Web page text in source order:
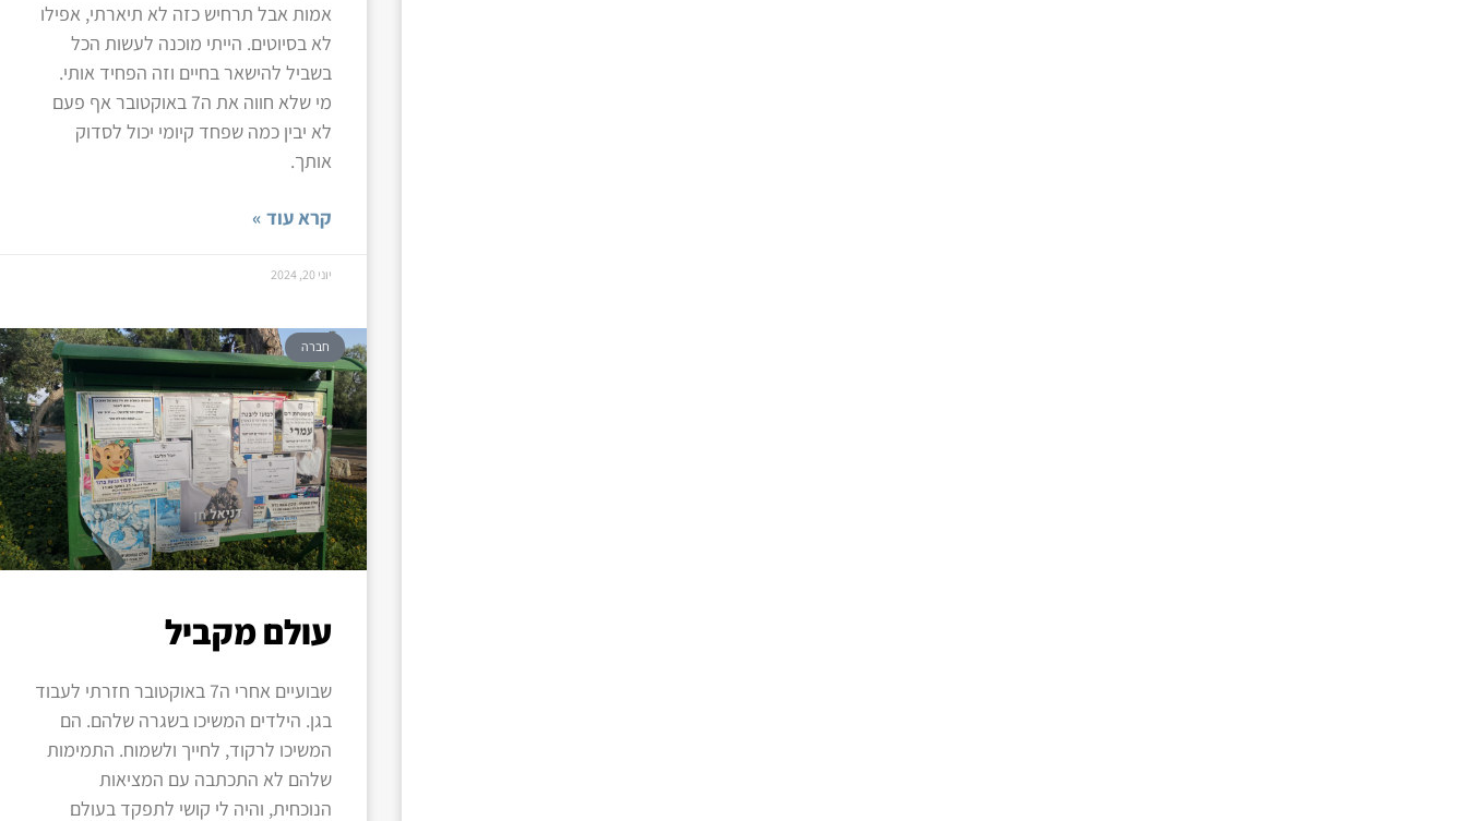
אמות אבל תרחיש כזה לא תיארתי, אפילו
לא בסיוטים. הייתי מוכנה לעשות הכל
בשביל להישאר בחיים וזה הפחיד אותי.
מי שלא חווה את ה7 באוקטובר אף פעם
לא יבין כמה שפחד קיומי יכול לסדוק
אותך.
קרא עוד »
יוני 20, 2024
חברה
עולם מקביל
שבועיים אחרי ה7 באוקטובר חזרתי לעבוד
בגן. הילדים המשיכו בשגרה שלהם. הם
המשיכו לרקוד, לחייך ולשמוח. התמימות
שלהם לא התכתבה עם המציאות
הנוכחית, והיה לי קושי לתפקד בעולם